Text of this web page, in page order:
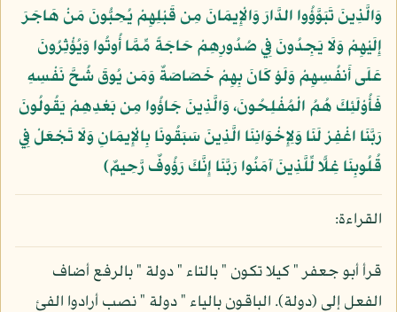
وَالَّذِينَ تَبَوَّؤُوا الدَّارَ وَالْإِيمَانَ مِن قَبْلِهِمْ يُحِبُّونَ مَنْ هَاجَرَ
إِلَيْهِمْ وَلَا يَجِدُونَ فِي صُدُورِهِمْ حَاجَةً مِّمَّا أُوتُوا وَيُؤْثِرُونَ
عَلَى أَنفُسِهِمْ وَلَوْ كَانَ بِهِمْ خَصَاصَةٌ وَمَن يُوقَ شُحَّ نَفْسِهِ
فَأُوْلَئِكَ هُمُ الْمُفْلِحُونَ، وَالَّذِينَ جَاؤُوا مِن بَعْدِهِمْ يَقُولُونَ
رَبَّنَا اغْفِرْ لَنَا وَلِإِخْوَانِنَا الَّذِينَ سَبَقُونَا بِالْإِيمَانِ وَلَا تَجْعَلْ فِي
قُلُوبِنَا غِلًّا لِّلَّذِينَ آمَنُوا رَبَّنَا إِنَّكَ رَؤُوفٌ رَّحِيمٌ﴾
القراءة:
قرأ أبو جعفر " كيلا تكون " بالتاء " دولة " بالرفع أضاف
الفعل إلى (دولة). الباقون بالياء " دولة " نصب أرادوا الفئ